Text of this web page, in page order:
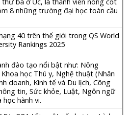
8 những trường đại học toàn cầu
40 trên thế giới trong QS World
Rankings 2025
đào tạo nổi bật như: Nông
học Thú y, Nghệ thuật (Nhân
doanh, Kinh tế và Du lịch, Công
tin, Sức khỏe, Luật, Ngôn ngữ
học hành vi.